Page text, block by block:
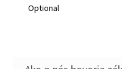
Optional